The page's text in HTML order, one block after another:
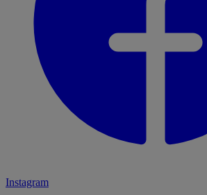
Instagram